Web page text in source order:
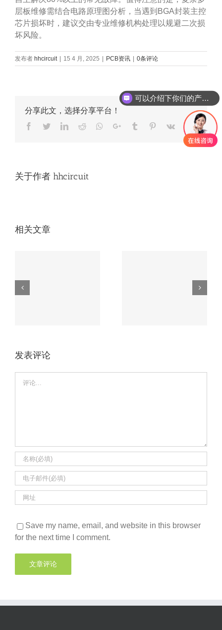
层板维修需结合电路原理图分析，当遇到BGA封装主控
芯片损坏时，建议交由专业维修机构处理以规避二次损
坏风险。
发布者 hhcircuit 15 4 月, 2025 PCB资讯 0条评论
分享此文，选择分享平台！
Facebook
TwitterLinkedIn
Reddit Whatsapp
Google+Tumblr PinterestVk Email
关于作者 hhcircuit
相关文章
车载电路板如何应
发表评论
Save my name, email, and website in this browser
for the next time I comment.
可以介绍下你们的产品么
你们是怎么收费的呢